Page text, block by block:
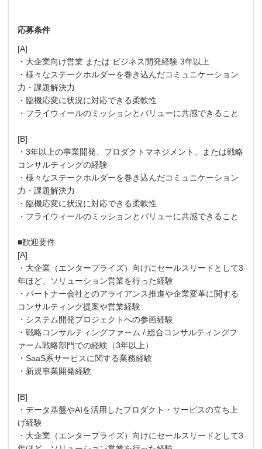
応募条件
[A]
・大企業向け営業 または ビジネス開発経験 3年以上
・様々なステークホルダーを巻き込んだコミュニケーション
力・課題解決力
・臨機応変に状況に対応できる柔軟性
・フライウィールのミッションとバリューに共感できること
[B]
・3年以上の事業開発、プロダクトマネジメント、または戦略
コンサルティングの経験
・様々なステークホルダーを巻き込んだコミュニケーション
力・課題解決力
・臨機応変に状況に対応できる柔軟性
・フライウィールのミッションとバリューに共感できること
■歓迎要件
[A]
・大企業（エンタープライズ）向けにセールスリードとして3
年ほど、ソリューション営業を行った経験
・パートナー会社とのアライアンス推進や企業変革に関する
コンサルティング提案や営業経験
・システム開発プロジェクトへの参画経験
・戦略コンサルティングファーム / 総合コンサルティングフ
ァーム戦略部門での経験（3年以上）
・SaaS系サービスに関する業務経験
・新規事業開発経験
[B]
・データ基盤やAIを活用したプロダクト・サービスの立ち上
げ経験
・大企業（エンタープライズ）向けにセールスリードとして3